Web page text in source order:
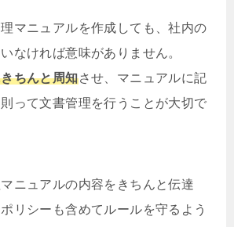
マニュアルを作成しても、社内の
なければ意味がありません。
ちんと周知させ、マニュアルに記
って文書管理を行うことが大切で
ニュアルの内容をきちんと伝達
リシーも含めてルールを守るよう